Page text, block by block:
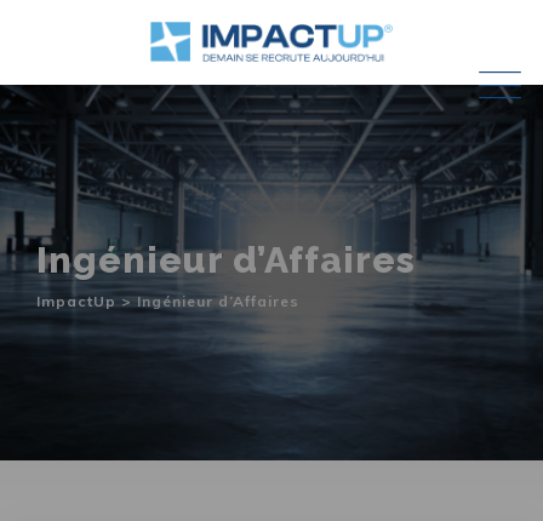
Ingénieur d’Affaires
ImpactUp >Ingénieur d’Affaires